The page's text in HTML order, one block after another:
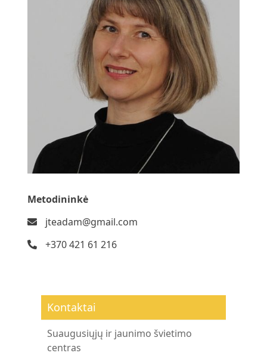
Metodininkė
jteadam@gmail.com
+370 421 61 216
Kontaktai
Suaugusiųjų ir jaunimo švietimo
centras